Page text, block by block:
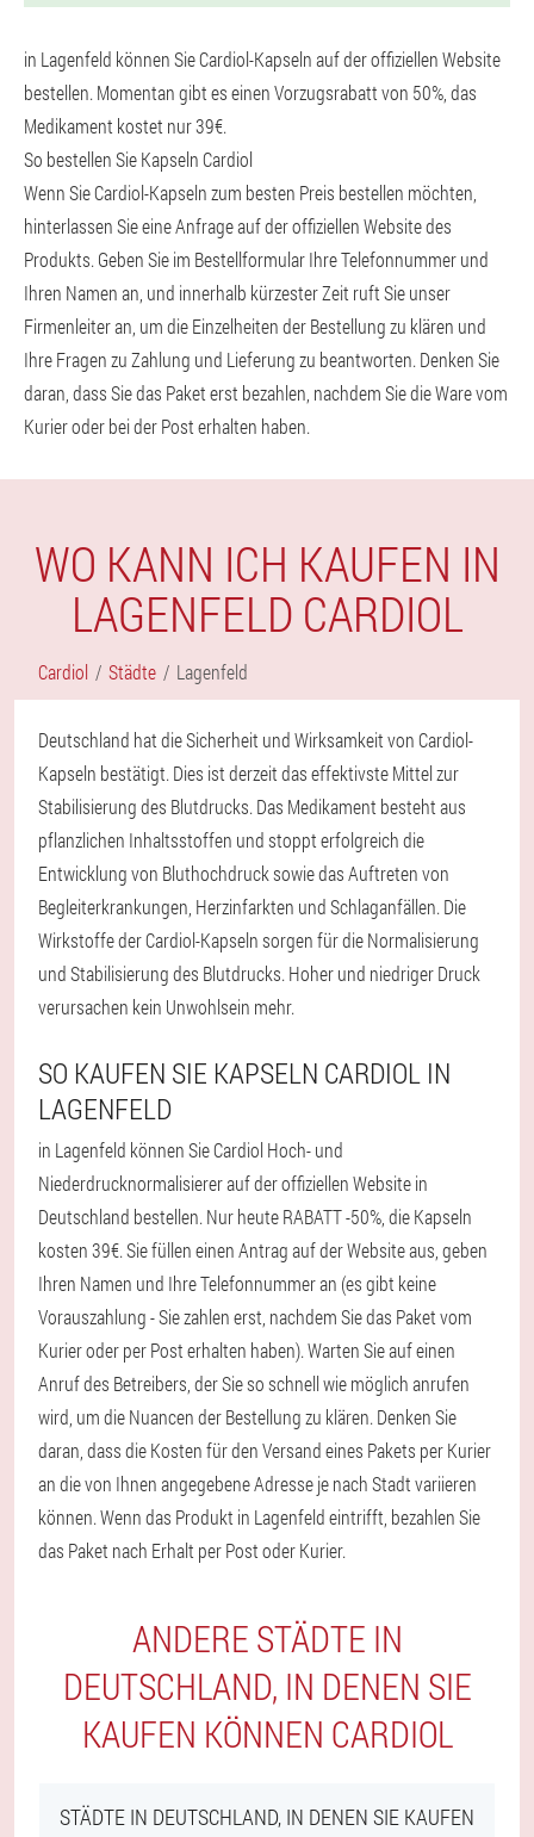
in Lagenfeld können Sie Cardiol-Kapseln auf der offiziellen Website
bestellen. Momentan gibt es einen Vorzugsrabatt von 50%, das
Medikament kostet nur 39€.
So bestellen Sie Kapseln Cardiol
Wenn Sie Cardiol-Kapseln zum besten Preis bestellen möchten,
hinterlassen Sie eine Anfrage auf der offiziellen Website des
Produkts. Geben Sie im Bestellformular Ihre Telefonnummer und
Ihren Namen an, und innerhalb kürzester Zeit ruft Sie unser
Firmenleiter an, um die Einzelheiten der Bestellung zu klären und
Ihre Fragen zu Zahlung und Lieferung zu beantworten. Denken Sie
daran, dass Sie das Paket erst bezahlen, nachdem Sie die Ware vom
Kurier oder bei der Post erhalten haben.
WO KANN ICH KAUFEN IN
LAGENFELD CARDIOL
Cardiol Städte Lagenfeld
Deutschland hat die Sicherheit und Wirksamkeit von Cardiol-
Kapseln bestätigt. Dies ist derzeit das effektivste Mittel zur
Stabilisierung des Blutdrucks. Das Medikament besteht aus
pflanzlichen Inhaltsstoffen und stoppt erfolgreich die
Entwicklung von Bluthochdruck sowie das Auftreten von
Begleiterkrankungen, Herzinfarkten und Schlaganfällen. Die
Wirkstoffe der Cardiol-Kapseln sorgen für die Normalisierung
und Stabilisierung des Blutdrucks. Hoher und niedriger Druck
verursachen kein Unwohlsein mehr.
SO KAUFEN SIE KAPSELN CARDIOL IN
LAGENFELD
in Lagenfeld können Sie Cardiol Hoch- und
Niederdrucknormalisierer auf der offiziellen Website in
Deutschland bestellen. Nur heute RABATT -50%, die Kapseln
kosten 39€. Sie füllen einen Antrag auf der Website aus, geben
Ihren Namen und Ihre Telefonnummer an (es gibt keine
Vorauszahlung - Sie zahlen erst, nachdem Sie das Paket vom
Kurier oder per Post erhalten haben). Warten Sie auf einen
Anruf des Betreibers, der Sie so schnell wie möglich anrufen
wird, um die Nuancen der Bestellung zu klären. Denken Sie
daran, dass die Kosten für den Versand eines Pakets per Kurier
an die von Ihnen angegebene Adresse je nach Stadt variieren
können. Wenn das Produkt in Lagenfeld eintrifft, bezahlen Sie
das Paket nach Erhalt per Post oder Kurier.
ANDERE STÄDTE IN
DEUTSCHLAND, IN DENEN SIE
KAUFEN KÖNNEN CARDIOL
STÄDTE IN DEUTSCHLAND, IN DENEN SIE KAUFEN